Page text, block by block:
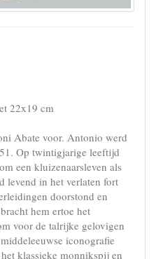
22x19 cm
Abate voor. Antonio werd
Op twintigjarige leeftijd
een kluizenaarsleven als
levend in het verlaten fort
doorstond en
hem ertoe het
voor de talrijke gelovigen
iconografie
klassieke monnikspij en